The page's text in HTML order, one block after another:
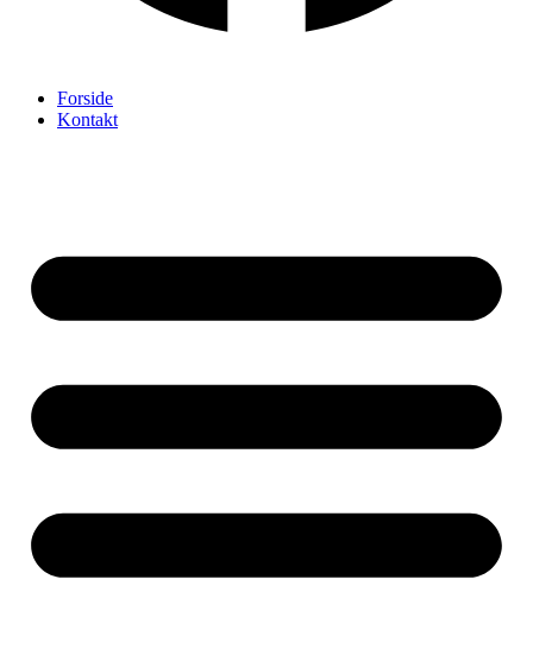
Forside
Kontakt